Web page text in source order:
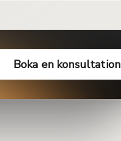
Boka en konsultation